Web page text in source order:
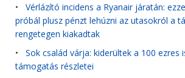
• Vérlázító incidens a Ryanair járatán:
próbál plusz pénzt lehúzni az utasokról a
rengetegen kiakadtak
• Sok család várja: kiderültek a 100 ezres
támogatás részletei